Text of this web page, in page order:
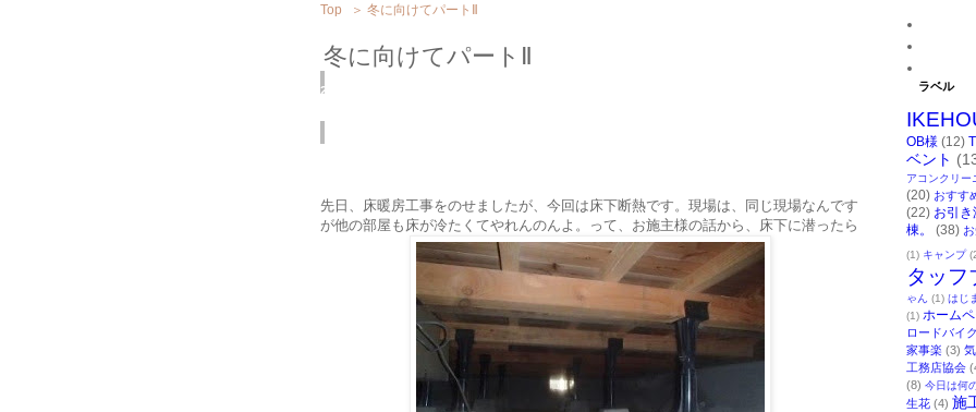
Top ＞ 冬に向けてパートⅡ
冬に向けてパートⅡ
2015
先日、床暖房工事をのせましたが、今回は床下断熱です。現場は、同じ現場なんです
が他の部屋も床が冷たくてやれんのんよ。って、お施主様の話から、床下に潜ったら
ラベル
OB様 (12)
ベント
アコンクリー
(20) おすす
(22) お引き
棟。
(38)
(1) キャンプ
タッフ
ゃん
(1) はじ
(1) ホーム
ロードバイク
家事楽 (3)
工務店協会
(8) 今日は何
生花 (4) 施